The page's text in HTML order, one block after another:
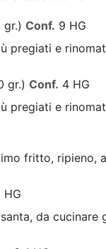
Conf. 9 HG
pregiati e
gr.) Conf. 4 HG
pregiati e
fritto, ripieno,
HG
da cucinare